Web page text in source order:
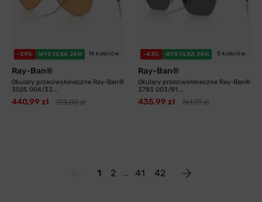
-39% WYSYŁKA 24H 14 kolorów
Ray-Ban®
Okulary przeciwsłoneczne Ray-Ban®
3025 004/33...
440,99 zł 723,00 zł
-43% WYSYŁKA 24H 5 kolorów
Ray-Ban®
Okulary przeciwsłoneczne Ray-Ban®
3783 003/81...
435,99 zł 761,99 zł
1 2 41 42